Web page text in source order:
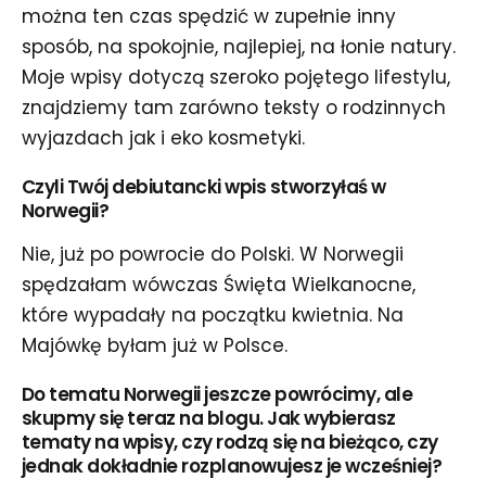
można ten czas spędzić w zupełnie inny
sposób, na spokojnie, najlepiej, na łonie natury.
Moje wpisy dotyczą szeroko pojętego lifestylu,
znajdziemy tam zarówno teksty o rodzinnych
wyjazdach jak i eko kosmetyki.
Czyli Twój debiutancki wpis stworzyłaś w
Norwegii?
Nie, już po powrocie do Polski. W Norwegii
spędzałam wówczas Święta Wielkanocne,
które wypadały na początku kwietnia. Na
Majówkę byłam już w Polsce.
Do tematu Norwegii jeszcze powrócimy, ale
skupmy się teraz na blogu. Jak wybierasz
tematy na wpisy, czy rodzą się na bieżąco, czy
jednak dokładnie rozplanowujesz je wcześniej?